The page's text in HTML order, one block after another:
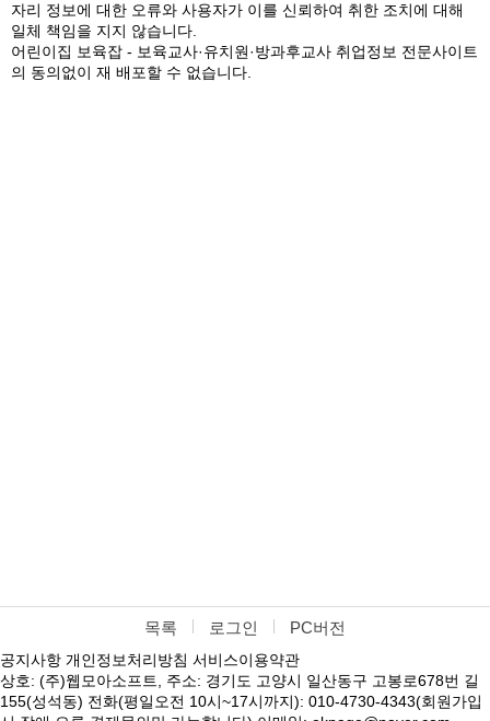
자리 정보에 대한 오류와 사용자가 이를 신뢰하여 취한 조치에 대해
일체 책임을 지지 않습니다.
어린이집 보육잡 - 보육교사·유치원·방과후교사 취업정보 전문사이트
의 동의없이 재 배포할 수 없습니다.
목록 로그인 PC버전
공지사항 개인정보처리방침 서비스이용약관
상호: (주)웹모아소프트, 주소: 경기도 고양시 일산동구 고봉로678번 길
155(성석동) 전화(평일오전 10시~17시까지): 010-4730-4343(회원가입